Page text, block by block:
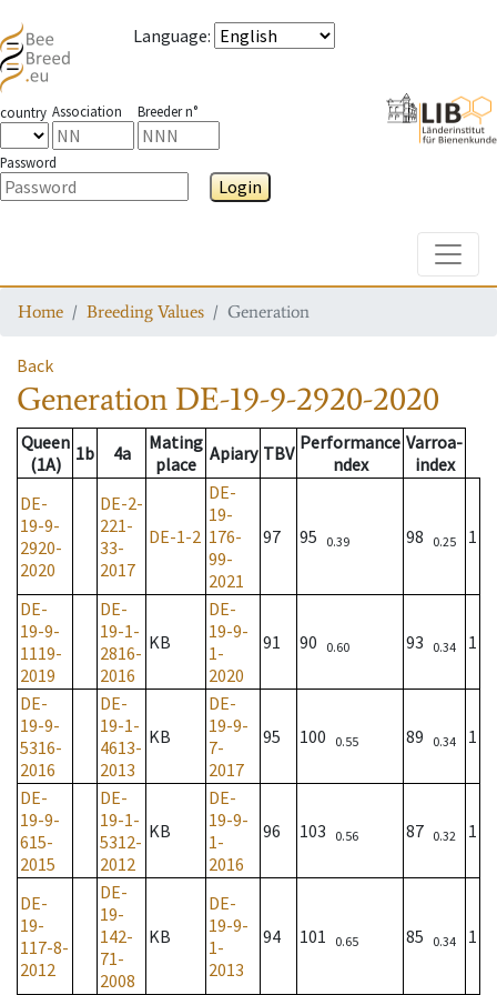
Language:
country Association Breeder n°
Password
Login
Home Breeding Values Generation
Back
Generation DE-19-9-2920-2020
Queen
(1A)
1b 4a
Mating
place Apiary TBV Performance
ndex
Varroa-
index
DE-
19-9-
2920-
2020
DE-2-
221-
33-
2017
DE-1-2
DE-
19-
176-
99-
2021
97 95 0.39 98 0.25 1
DE-
19-9-
1119-
2019
DE-
19-1-
2816-
2016
KB
DE-
19-9-
1-
2020
91 90 0.60 93 0.34 1
DE-
19-9-
5316-
2016
DE-
19-1-
4613-
2013
KB
DE-
19-9-
7-
2017
95 100 0.55 89 0.34 1
DE-
19-9-
615-
2015
DE-
19-1-
5312-
2012
KB
DE-
19-9-
1-
2016
96 103 0.56 87 0.32 1
DE-
19-
117-8-
2012
DE-
19-
142-
71-
2008
KB
DE-
19-9-
1-
2013
94 101 0.65 85 0.34 1